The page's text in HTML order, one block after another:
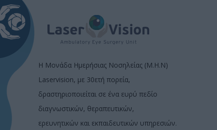
Η Μονάδα Ημερήσιας Νοσηλείας (Μ.Η.Ν)
Laservision, με 30ετή πορεία,
δραστηριοποιείται σε ένα ευρύ πεδίο
διαγνωστικών, θεραπευτικών,
ερευνητικών και εκπαιδευτικών υπηρεσιών.